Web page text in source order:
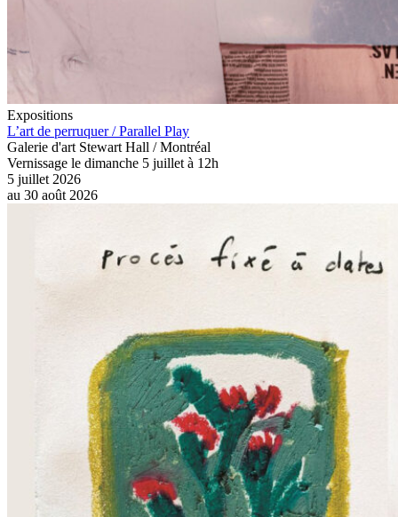
Expositions
L’art de perruquer / Parallel Play
Galerie d'art Stewart Hall / Montréal
Vernissage le dimanche 5 juillet à 12h
5 juillet 2026
au 30 août 2026